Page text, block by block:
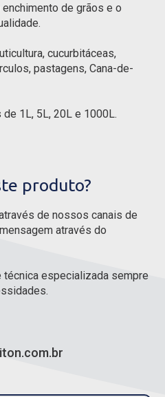
de grãos e o
cucurbitáceas,
pastagens, Cana-de-
1L, 5L, 20L e 1000L.
produto?
de nossos canais de
através do
técnica especializada sempre